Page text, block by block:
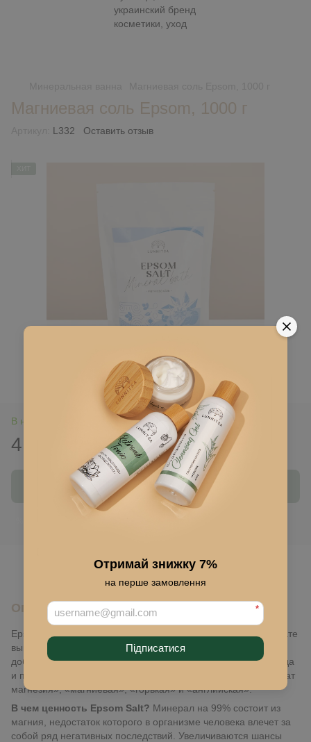
Отримай знижку 7%
на перше замовлення
*
Підписатися
Магниевая соль Epsom, 1000 г
L332 Оставить отзыв
В наличии
410 грн
Купить
В избранное
Описание
Epsom Salt (Соль Эпсома) – продукт, полученный в результате
выпаривания минеральной воды. Впервые минерал был
добыт в XVII веке из природного источника в Эпсоме. Отсюда
и пошло его название. Еще Соль Эпсома называют «сульфат
магнезия», «магниевая», «горькая» и «английская».
В чем ценность Epsom Salt? Минерал на 99% состоит из
магния, недостаток которого в организме человека влечет за
собой ряд негативных последствий. Увеличиваются шансы